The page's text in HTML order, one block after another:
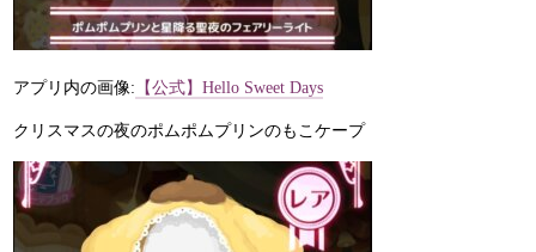
アプリ内の画像: 【公式】Hello Sweet Days
クリスマスの夜のポムポムプリンのもこケープ